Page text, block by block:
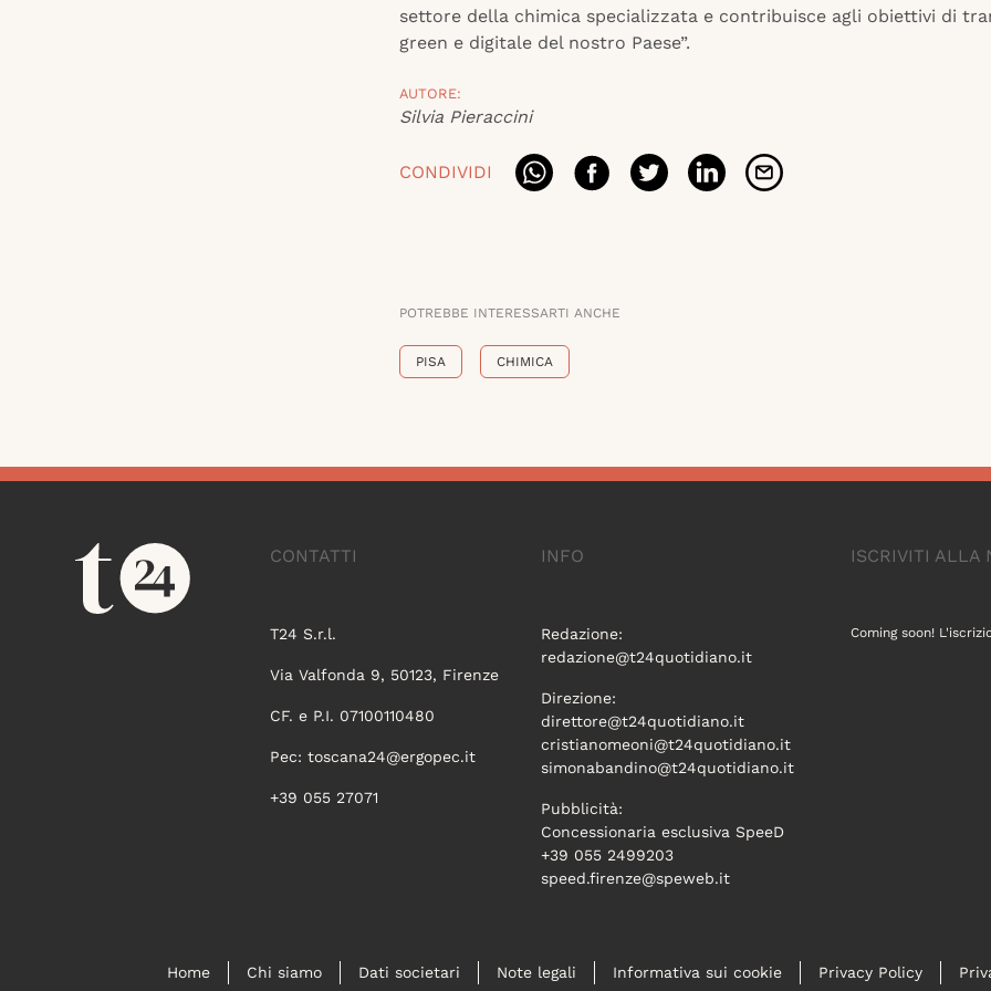
settore della chimica specializzata e contribuisce agli obiettivi di
green e digitale del nostro Paese”.
AUTORE:
Silvia Pieraccini
CONDIVIDI
POTREBBE INTERESSARTI ANCHE
PISA CHIMICA
CONTATTI
T24 S.r.l.
Via Valfonda 9, 50123, Firenze
CF. e P.I. 07100110480
Pec: toscana24@ergopec.it
+39 055 27071
INFO
Redazione:
redazione@t24quotidiano.it
Direzione:
direttore@t24quotidiano.it
cristianomeoni@t24quotidiano.it
simonabandino@t24quotidiano.it
Pubblicità:
Concessionaria esclusiva SpeeD
+39 055 2499203
speed.firenze@speweb.it
ISCRIVITI ALLA
Coming soon!
Home Chi siamo Dati societari Note legali Informativa sui cookie Privacy Policy